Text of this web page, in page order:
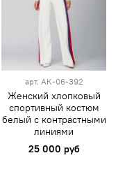
арт. АК-06-392
Женский хлопковый
спортивный костюм
белый с контрастными
линиями
25 000 руб